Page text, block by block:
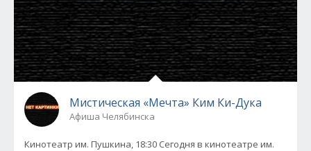
Мистическая «Мечта» Ким Ки-Дука
Афиша Челябинска
Кинотеатр им. Пушкина, 18:30 Сегодня в кинотеатре им.